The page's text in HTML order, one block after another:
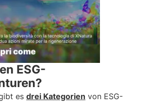
ESG-
es drei Kategorien von ESG-